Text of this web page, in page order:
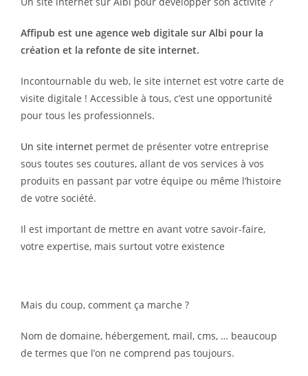
Affipub est une agence web digitale sur Albi pour la
création et la refonte de site internet.
Incontournable du web, le site internet est votre carte de
visite digitale ! Accessible à tous, c’est une opportunité
pour tous les professionnels.
Un site internet permet de présenter votre entreprise
sous toutes ses coutures, allant de vos services à vos
produits en passant par votre équipe ou même l’histoire
de votre société.
Il est important de mettre en avant votre savoir-faire,
votre expertise, mais surtout votre existence
Mais du coup, comment ça marche ?
Nom de domaine, hébergement, mail, cms, … beaucoup
de termes que l’on ne comprend pas toujours.